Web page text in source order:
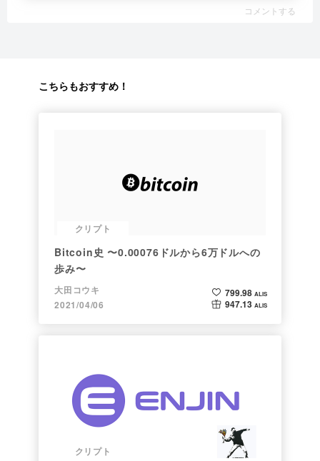
コメントする
こちらもおすすめ！
クリプト
Bitcoin史 〜0.00076ドルから6万ドルへの
歩み〜
大田コウキ
2021/04/06
799.98 ALIS
947.13 ALIS
クリプト